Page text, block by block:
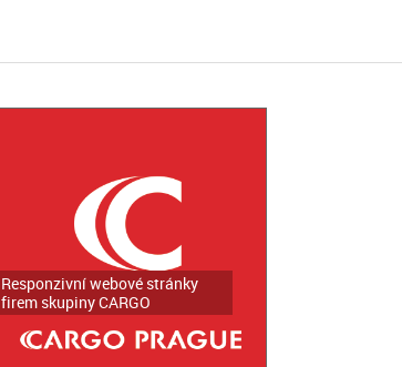
Responzivní webové stránky
firem skupiny CARGO